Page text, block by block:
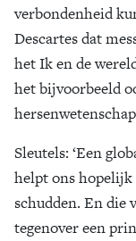
verbondenheid
Descartes dat
het Ik en de
het bijvoorbeeld
Sleutels: ‘Een
helpt ons hopelijk
schudden. En die
tegenover een